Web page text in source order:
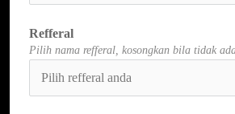
Refferal
Pilih nama refferal, kosongkan bila tidak